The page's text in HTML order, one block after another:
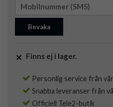
Bevaka
Finns ej i lager.
Personlig service från
Snabba leveranser från
Officiell Tele2-butik